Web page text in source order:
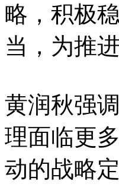
略，积极
当，为推
黄润秋强
理面临更
动的战略